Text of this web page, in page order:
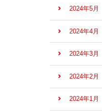
2024年5月
2024年4月
2024年3月
2024年2月
2024年1月